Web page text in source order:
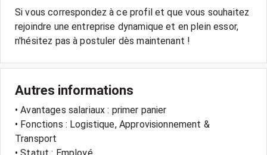
Si vous correspondez à ce profil et que vous souhaitez
rejoindre une entreprise dynamique et en plein essor,
Autres informations
• Avantages salariaux : primer panier
• Fonctions : Logistique, Approvisionnement &
Transport